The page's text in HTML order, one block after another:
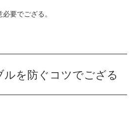
要でござる。
ルを防ぐコツでござる